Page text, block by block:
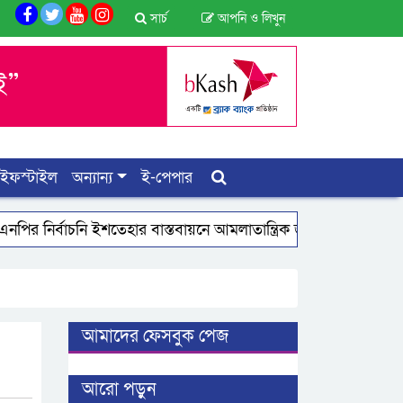
আপনি ও লিখুন
সার্চ
অন্যান্য ই-পেপার
ইশতেহার বাস্তবায়নে আমলাতান্ত্রিক জটিলতা পরিহার করে দ্রুত
আমাদের ফেসবুক পেজ
আরো পড়ুন